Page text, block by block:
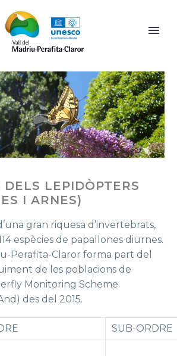
LEPIDÒPTERS
I ARNES)
gran riquesa d’invertebrats,
espècies de papallones diürnes.
Perafita-Claror forma part del
de les poblacions de
Monitoring Scheme
des del 2015.
SUB-ORDRE